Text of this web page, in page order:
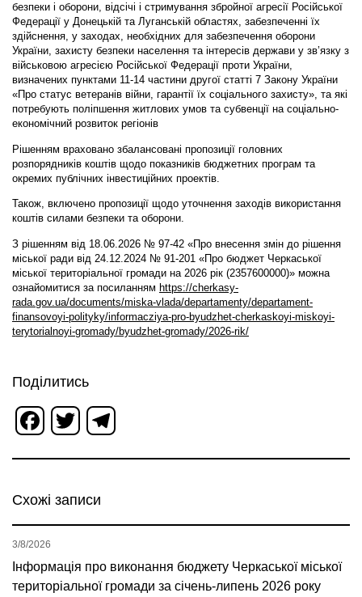
безпеки і оборони, відсічі і стримування збройної агресії Російської
Федерації у Донецькій та Луганській областях, забезпеченні їх
здійснення, у заходах, необхідних для забезпечення оборони
України, захисту безпеки населення та інтересів держави у зв’язку з
військовою агресією Російської Федерації проти України,
визначених пунктами 11-14 частини другої статті 7 Закону України
«Про статус ветеранів війни, гарантії їх соціального захисту», та які
потребують поліпшення житлових умов та субвенції на соціально-
економічний розвиток регіонів
Рішенням враховано збалансовані пропозиції головних
розпорядників коштів щодо показників бюджетних програм та
окремих публічних інвестиційних проектів.
Також, включено пропозиції щодо уточнення заходів використання
коштів силами безпеки та оборони.
З рішенням від 18.06.2026 № 97-42 «Про внесення змін до рішення
міської ради від 24.12.2024 № 91-201 «Про бюджет Черкаської
міської територіальної громади на 2026 рік (2357600000)» можна
ознайомитися за посиланням https://cherkasy-
rada.gov.ua/documents/miska-vlada/departamenty/departament-
finansovoyi-polityky/informacziya-pro-byudzhet-cherkaskoyi-miskoyi-
terytorialnoyi-gromady/byudzhet-gromady/2026-rik/
Поділитись
Facebook
Twitter
Схожі записи
Інформація про виконання бюджету Черкаської міської
територіальної громади за січень-липень 2026 року
3/8/2026